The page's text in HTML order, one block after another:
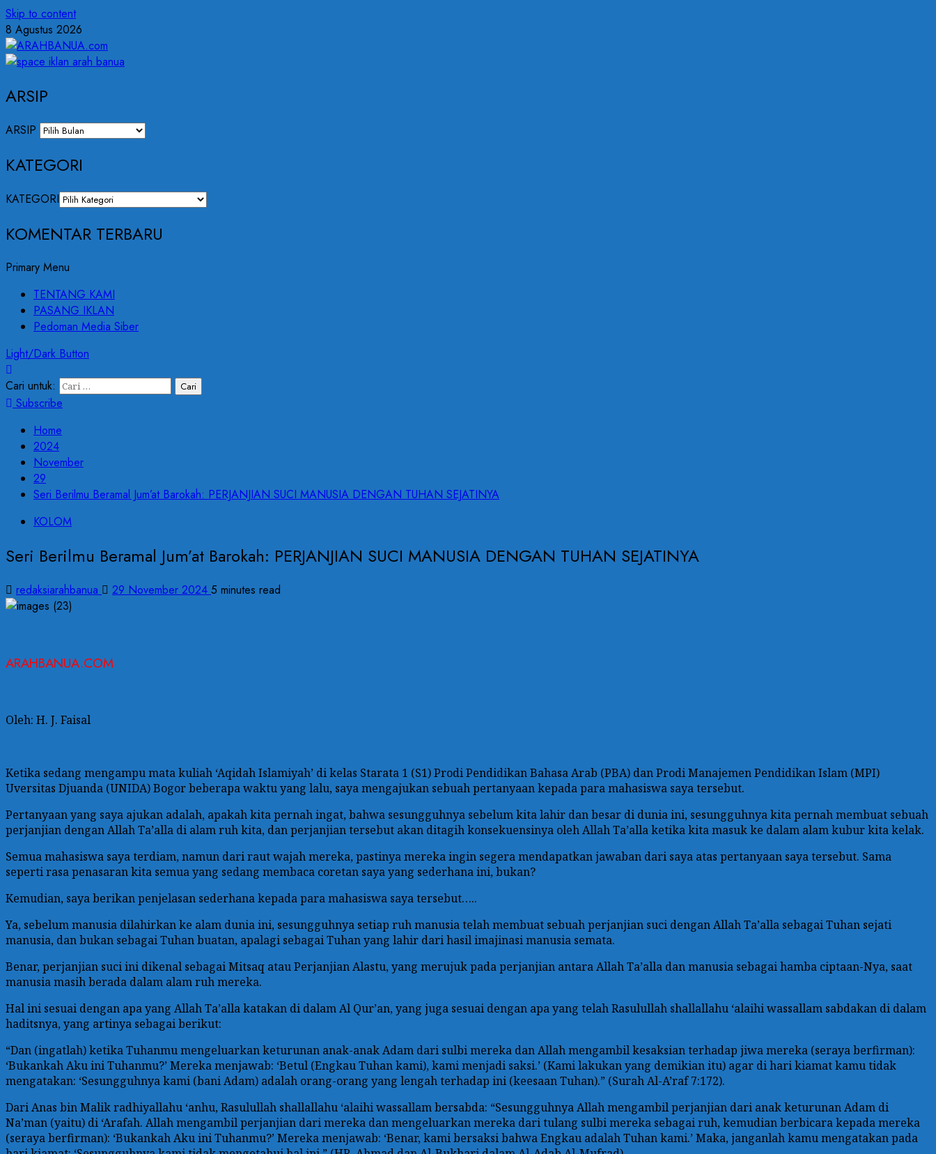
Skip to content
8 Agustus 2026
ARSIP
ARSIP
KATEGORI
KATEGORI
KOMENTAR TERBARU
Primary Menu
TENTANG KAMI
PASANG IKLAN
Pedoman Media Siber
Light/Dark Button
Cari untuk:
Subscribe
Home
2024
November
29
Seri Berilmu Beramal Jum’at Barokah: PERJANJIAN SUCI MANUSIA DENGAN TUHAN SEJATINYA
KOLOM
Seri Berilmu Beramal Jum’at Barokah: PERJANJIAN SUCI MANUSIA DENGAN TUHAN SEJATINYA
redaksiarahbanua 29 November 2024 5 minutes read
ARAHBANUA.COM
Oleh: H. J. Faisal
Ketika sedang mengampu mata kuliah ‘Aqidah Islamiyah’ di kelas Starata 1 (S1) Prodi Pendidikan Bahasa Arab (PBA) dan Prodi Manajemen Pendidikan Islam (MPI)
Uversitas Djuanda (UNIDA) Bogor beberapa waktu yang lalu, saya mengajukan sebuah pertanyaan kepada para mahasiswa saya tersebut.
Pertanyaan yang saya ajukan adalah, apakah kita pernah ingat, bahwa sesungguhnya sebelum kita lahir dan besar di dunia ini, sesungguhnya kita pernah membuat sebuah
perjanjian dengan Allah Ta’alla di alam ruh kita, dan perjanjian tersebut akan ditagih konsekuensinya oleh Allah Ta’alla ketika kita masuk ke dalam alam kubur kita kelak.
Semua mahasiswa saya terdiam, namun dari raut wajah mereka, pastinya mereka ingin segera mendapatkan jawaban dari saya atas pertanyaan saya tersebut. Sama
seperti rasa penasaran kita semua yang sedang membaca coretan saya yang sederhana ini, bukan?
Kemudian, saya berikan penjelasan sederhana kepada para mahasiswa saya tersebut…..
Ya, sebelum manusia dilahirkan ke alam dunia ini, sesungguhnya setiap ruh manusia telah membuat sebuah perjanjian suci dengan Allah Ta’alla sebagai Tuhan sejati
manusia, dan bukan sebagai Tuhan buatan, apalagi sebagai Tuhan yang lahir dari hasil imajinasi manusia semata.
Benar, perjanjian suci ini dikenal sebagai Mitsaq atau Perjanjian Alastu, yang merujuk pada perjanjian antara Allah Ta’alla dan manusia sebagai hamba ciptaan-Nya, saat
manusia masih berada dalam alam ruh mereka.
Hal ini sesuai dengan apa yang Allah Ta’alla katakan di dalam Al Qur’an, yang juga sesuai dengan apa yang telah Rasulullah shallallahu ‘alaihi wassallam sabdakan di dalam
haditsnya, yang artinya sebagai berikut:
“Dan (ingatlah) ketika Tuhanmu mengeluarkan keturunan anak-anak Adam dari sulbi mereka dan Allah mengambil kesaksian terhadap jiwa mereka (seraya berfirman):
‘Bukankah Aku ini Tuhanmu?’ Mereka menjawab: ‘Betul (Engkau Tuhan kami), kami menjadi saksi.’ (Kami lakukan yang demikian itu) agar di hari kiamat kamu tidak
mengatakan: ‘Sesungguhnya kami (bani Adam) adalah orang-orang yang lengah terhadap ini (keesaan Tuhan).” (Surah Al-A’raf 7:172).
Dari Anas bin Malik radhiyallahu ‘anhu, Rasulullah shallallahu ‘alaihi wassallam bersabda: “Sesungguhnya Allah mengambil perjanjian dari anak keturunan Adam di
Na’man (yaitu) di ‘Arafah. Allah mengambil perjanjian dari mereka dan mengeluarkan mereka dari tulang sulbi mereka sebagai ruh, kemudian berbicara kepada mereka
(seraya berfirman): ‘Bukankah Aku ini Tuhanmu?’ Mereka menjawab: ‘Benar, kami bersaksi bahwa Engkau adalah Tuhan kami.’ Maka, janganlah kamu mengatakan pada